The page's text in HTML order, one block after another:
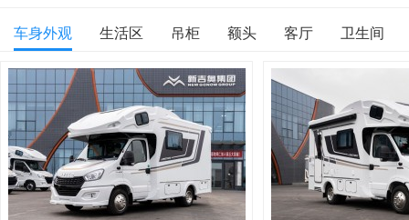
车身外观 生活区 吊柜 额头 客厅 卫生间